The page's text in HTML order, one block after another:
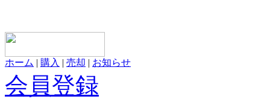
ホーム | 購入 | 売却 | お知らせ
会員登録